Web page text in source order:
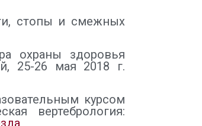
стопы и смежных
охраны здоровья
25-26 мая 2018 г.
курсом
вертебрология: